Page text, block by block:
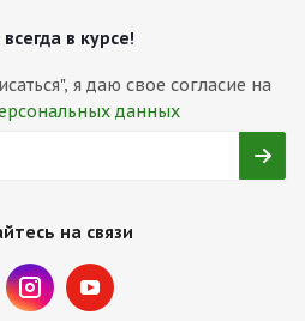
в курсе!
я даю свое согласие на
данных
на связи